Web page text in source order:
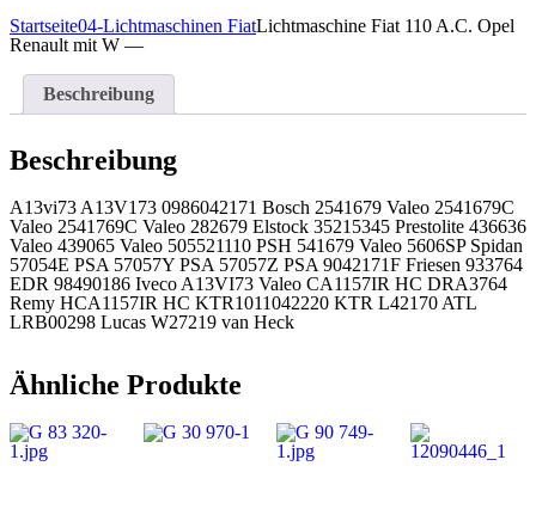
Startseite04-Lichtmaschinen FiatLichtmaschine Fiat 110 A.C. Opel
Renault mit W —
Beschreibung
Beschreibung
A13vi73 A13V173 0986042171 Bosch 2541679 Valeo 2541679C
Valeo 2541769C Valeo 282679 Elstock 35215345 Prestolite 436636
Valeo 439065 Valeo 505521110 PSH 541679 Valeo 5606SP Spidan
57054E PSA 57057Y PSA 57057Z PSA 9042171F Friesen 933764
EDR 98490186 Iveco A13VI73 Valeo CA1157IR HC DRA3764
Remy HCA1157IR HC KTR1011042220 KTR L42170 ATL
LRB00298 Lucas W27219 van Heck
Ähnliche Produkte